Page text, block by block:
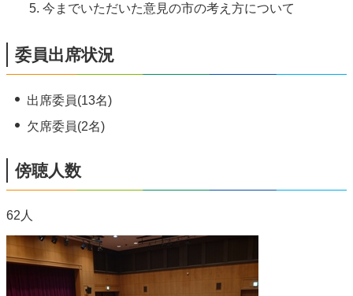
今までいただいた意見の市の考え方について
委員出席状況
出席委員(13名)
欠席委員(2名)
傍聴人数
62人